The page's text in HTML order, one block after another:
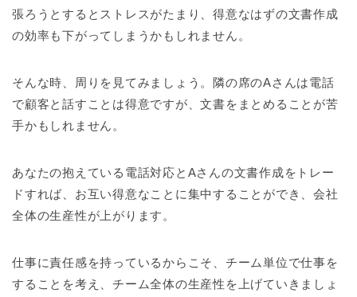
張ろうとするとストレスがたまり、得意なはずの文書作成
の効率も下がってしまうかもしれません。
そんな時、周りを見てみましょう。隣の席のAさんは電話
で顧客と話すことは得意ですが、文書をまとめることが苦
手かもしれません。
あなたの抱えている電話対応とAさんの文書作成をトレー
ドすれば、お互い得意なことに集中することができ、会社
全体の生産性が上がります。
仕事に責任感を持っているからこそ、チーム単位で仕事を
することを考え、チーム全体の生産性を上げていきましょ